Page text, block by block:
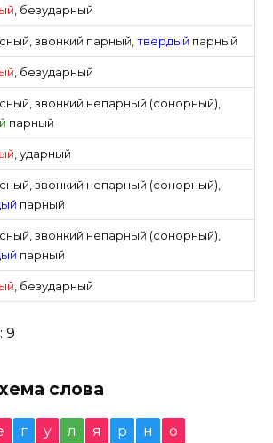
, безударный
,звонкий парный,твердый парный
, безударный
,звонкий непарный (сонорный),
парный
,ударный
,звонкий непарный (сонорный),
парный
,звонкий непарный (сонорный),
парный
, безударный
9
слова
г у л я р н о